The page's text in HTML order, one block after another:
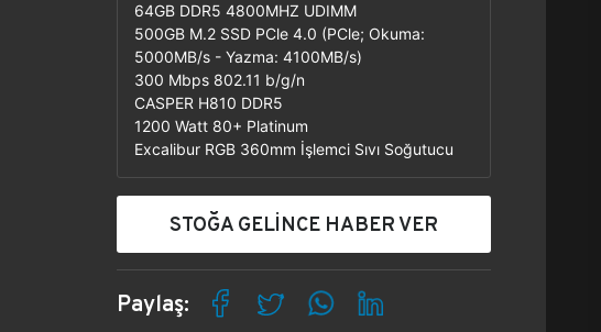
64GB DDR5 4800MHZ UDIMM
500GB M.2 SSD PCle 4.0 (PCle; Okuma:
5000MB/s - Yazma: 4100MB/s)
300 Mbps 802.11 b/g/n
CASPER H810 DDR5
1200 Watt 80+ Platinum
Excalibur RGB 360mm İşlemci Sıvı Soğutucu
STOĞA GELİNCE HABER VER
Paylaş: